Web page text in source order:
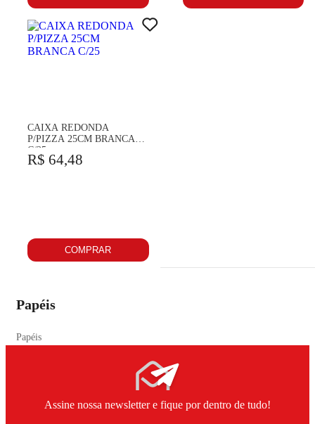
CAIXA REDONDA
P/PIZZA 25CM BRANCA
C/25
R$ 64,48
COMPRAR
Papéis
Papéis
Assine nossa newsletter e fique por dentro de tudo!